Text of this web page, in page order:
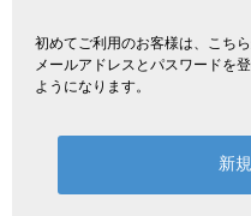
初めてご利用のお客様は、こち
メールアドレスとパスワードを
ようになります。